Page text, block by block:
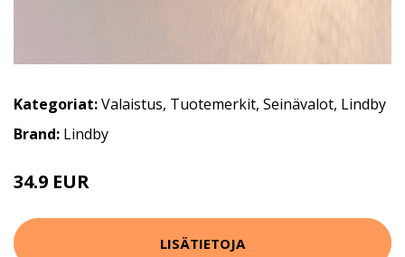
Kategoriat:Valaistus, Tuotemerkit, Seinävalot, Lindby
Brand: Lindby
34.9 EUR
LISÄTIETOJA